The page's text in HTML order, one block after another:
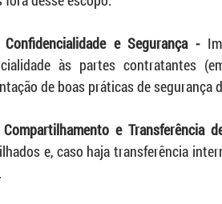
Confidencialidade e Segurança -
às partes contratantes
de boas práticas de segurança
Compartilhamento e Transferência
e, caso haja transferência